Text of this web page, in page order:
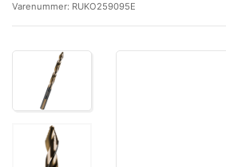
Varenummer: RUKO259095E